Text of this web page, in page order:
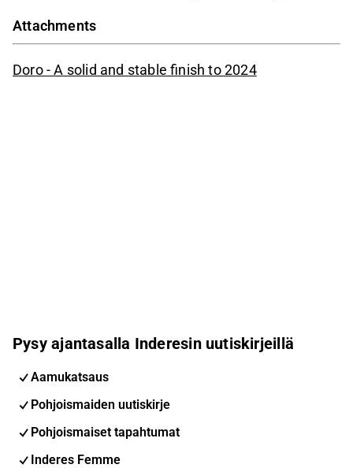
Attachments
Doro - A solid and stable finish to 2024
Pysy ajantasalla Inderesin uutiskirjeillä
Aamukatsaus
Pohjoismaiden uutiskirje
Pohjoismaiset tapahtumat
Inderes Femme